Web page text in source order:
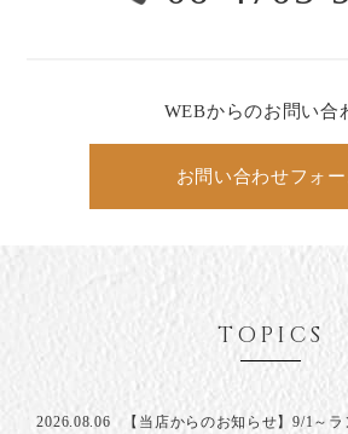
WEBからのお問い合
お問い合わせフォー
TOPICS
2026.08.06
【当店からのお知らせ】9/1～